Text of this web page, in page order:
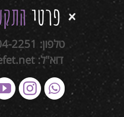
פרטי
טלפון: 2251
דוא"ל: